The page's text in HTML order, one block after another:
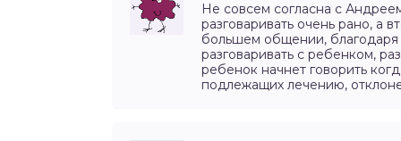
Не совсем согласна с
разговаривать очень рано, а
большем общении,
разговаривать с ребенком,
ребенок начнет говорить
подлежащих лечению,